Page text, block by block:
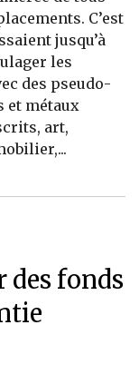
C’est
jusqu’à
les
des pseudo-
et métaux
art,
des fonds